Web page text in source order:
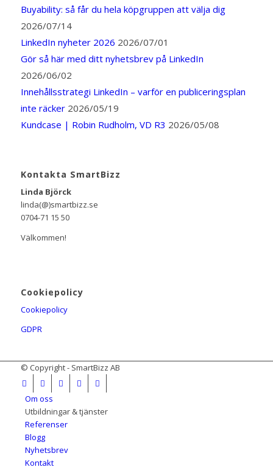
Buyability: så får du hela köpgruppen att välja dig
2026/07/14
LinkedIn nyheter 2026 2026/07/01
Gör så här med ditt nyhetsbrev på LinkedIn
2026/06/02
Innehållsstrategi LinkedIn – varför en publiceringsplan
inte räcker 2026/05/19
Kundcase | Robin Rudholm, VD R3 2026/05/08
Kontakta SmartBizz
Linda Björck
linda(@)smartbizz.se
0704-71 15 50
Välkommen!
Cookiepolicy
Cookiepolicy
GDPR
© Copyright - SmartBizz AB
Om oss
Utbildningar & tjänster
Referenser
Blogg
Nyhetsbrev
Kontakt